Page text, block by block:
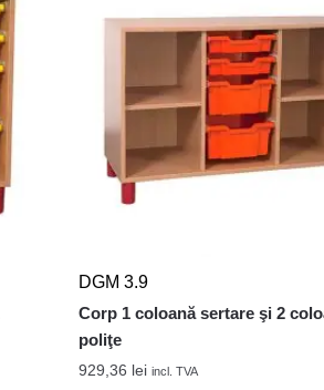
DGM 3.9
Corp 1 coloană sertare şi 2
poliţe
929,36 lei incl. TVA